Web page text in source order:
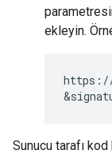
ekleyin.
https://
Sunucu tarafı kod